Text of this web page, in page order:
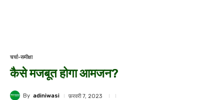
चर्चा-समीक्षा
कैसे मजबूत होगा आमजन?
By adiniwasi फ़रवरी 7, 2023